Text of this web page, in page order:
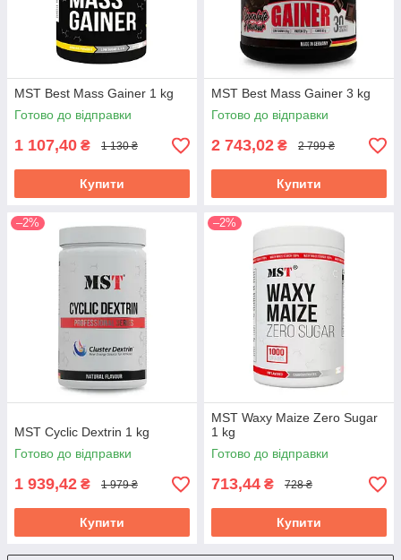
MST Best Mass Gainer 1 kg
Готово до відправки
1 107,40 ₴ 1 130 ₴
Купити
MST Best Mass Gainer 3 kg
Готово до відправки
2 743,02 ₴ 2 799 ₴
Купити
–2%
MST Cyclic Dextrin 1 kg
Готово до відправки
1 939,42 ₴ 1 979 ₴
Купити
–2%
MST Waxy Maize Zero Sugar
1 kg
Готово до відправки
713,44 ₴ 728 ₴
Купити